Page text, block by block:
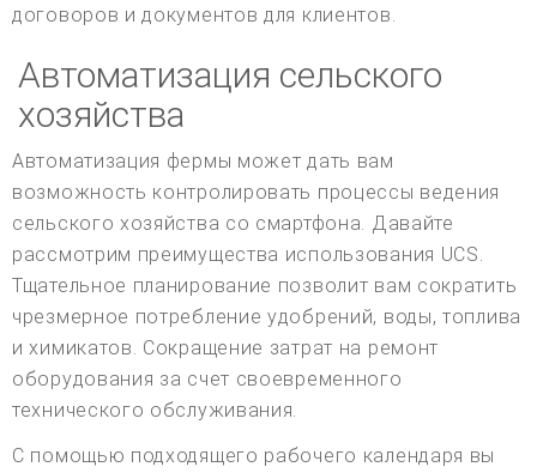
договоров и документов для клиентов.
Автоматизация сельского
хозяйства
Автоматизация фермы может дать вам
возможность контролировать процессы ведения
сельского хозяйства со смартфона. Давайте
рассмотрим преимущества использования UCS.
Тщательное планирование позволит вам сократить
чрезмерное потребление удобрений, воды, топлива
и химикатов. Сокращение затрат на ремонт
оборудования за счет своевременного
технического обслуживания.
С помощью подходящего рабочего календаря вы